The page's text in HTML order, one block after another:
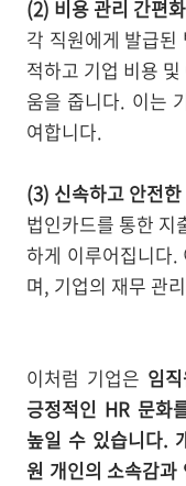
(2) 비용 관리 간편화
각 직원에게 발급된
적하고 기업 비용
움을 줍니다. 이는
여합니다.
(3) 신속하고 안전
법인카드를 통한 지
하게 이루어집니다.
며, 기업의 재무 관
이처럼 기업은 임
긍정적인 HR 문화
높일 수 있습니다.
원 개인의 소속감과